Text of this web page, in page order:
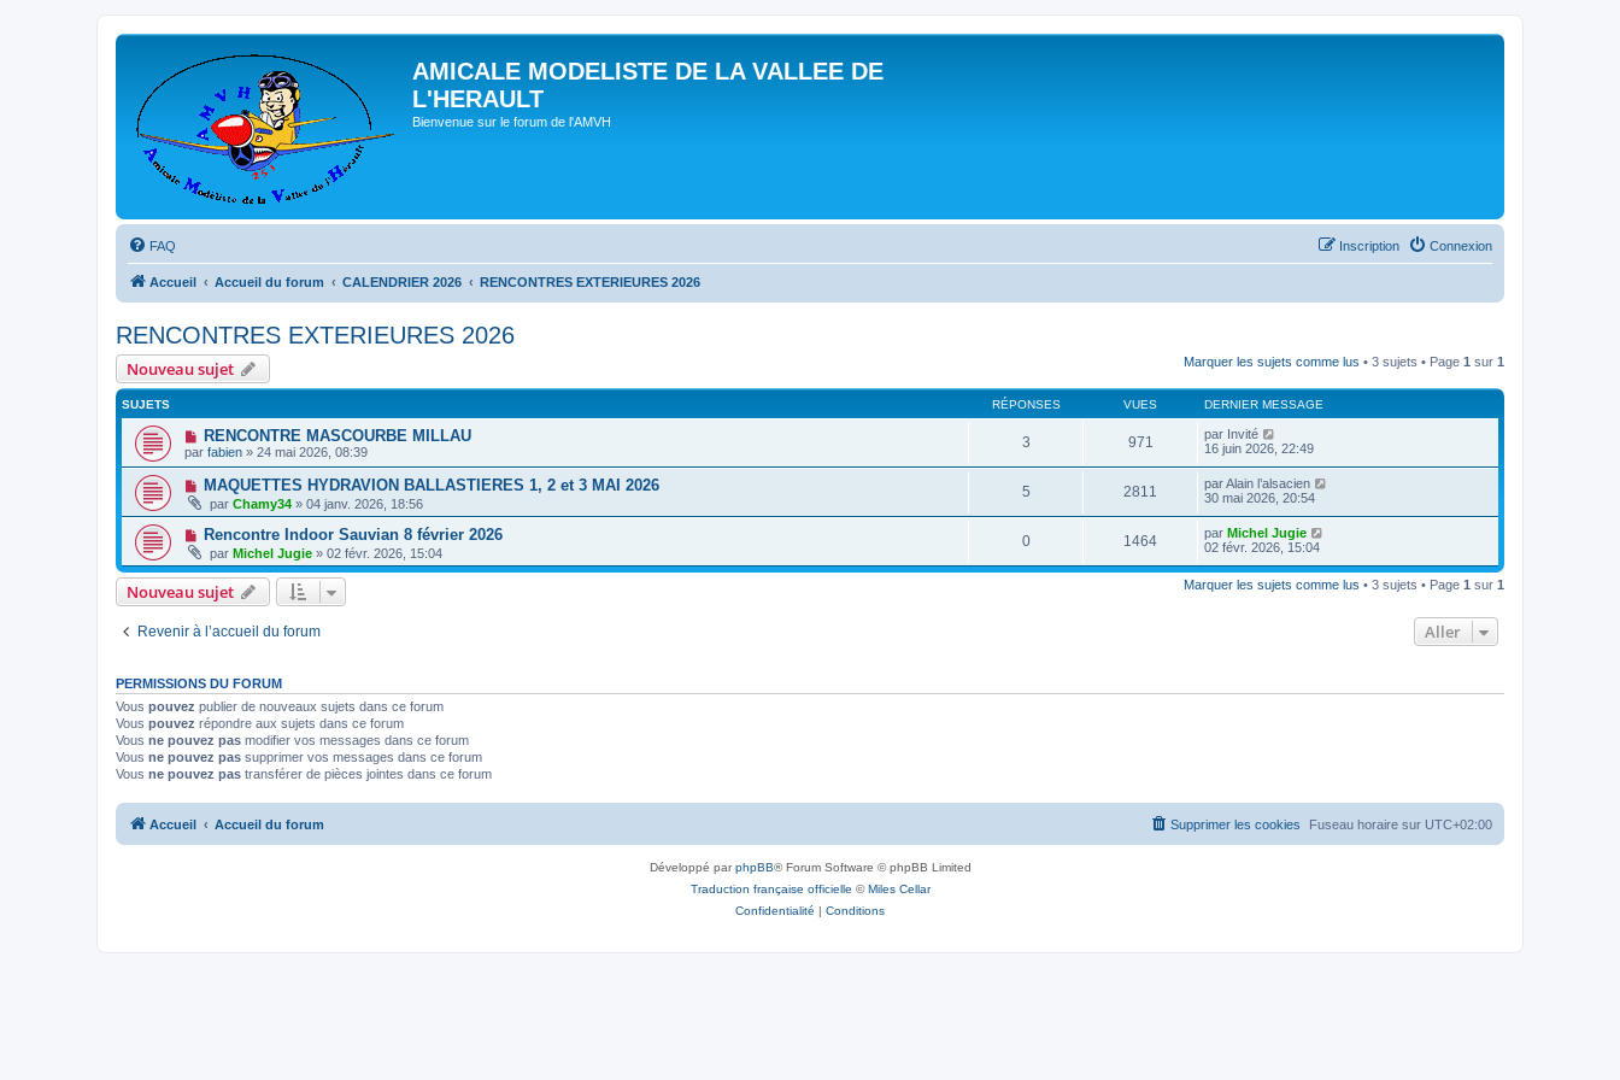
AMICALE MODELISTE DE LA VALLEE DE
L'HERAULT
Bienvenue sur le forum de l'AMVH
FAQ Connexion
Inscription
Accueil Accueil du forum CALENDRIER 2026 RENCONTRES EXTERIEURES 2026
RENCONTRES EXTERIEURES 2026
Nouveau sujet Marquer les sujets comme lus • 3 sujets • Page 1 sur 1
SUJETS RÉPONSES VUES DERNIER MESSAGE
RENCONTRE MASCOURBE MILLAU
par fabien » 24 mai 2026, 08:39
3 971 par Invité
16 juin 2026, 22:49
MAQUETTES HYDRAVION BALLASTIERES 1, 2 et 3 MAI 2026
par Chamy34 » 04 janv. 2026, 18:56
5 2811 parAlain l’alsacien
30 mai 2026, 20:54
Rencontre Indoor Sauvian 8 février 2026
par Michel Jugie » 02 févr. 2026, 15:04
0 1464 par Michel Jugie
02 févr. 2026, 15:04
Nouveau sujet Marquer les sujets comme lus • 3 sujets • Page 1 sur 1
Revenir à l’accueil du forum Aller
PERMISSIONS DU FORUM
Vous pouvez publier de nouveaux sujets dans ce forum
Vous pouvez répondre aux sujets dans ce forum
Vous ne pouvez pas modifier vos messages dans ce forum
Vous ne pouvez pas supprimer vos messages dans ce forum
Vous ne pouvez pas transférer de pièces jointes dans ce forum
Accueil Accueil du forum Fuseau horaire sur UTC+02:00
Supprimer les cookies
Développé parphpBB® Forum Software © phpBB Limited
Traduction française officielle ©Miles Cellar
Confidentialité | Conditions